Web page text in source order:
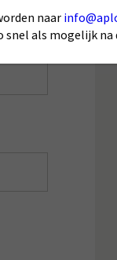
naar
als mogelijk na